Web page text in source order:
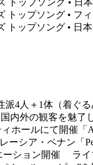
トップソング • 日本
ップソング • フィ
ップソング • 日本
派4人＋1体（着ぐ
内外の観客を魅了
ィホールにて開催
ーシア・ペナン「
ション開催 ライ